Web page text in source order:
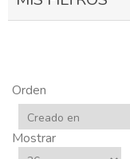
Orden
Mostrar